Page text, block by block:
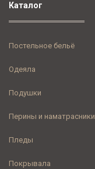
Каталог
Постельное бельё
Одеяла
Подушки
Перины и наматрасники
Пледы
Покрывала